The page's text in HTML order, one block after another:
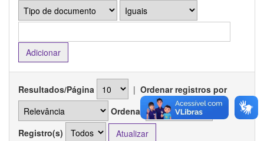
Resultados/Página | Ordenar registros por
Ordenar
Registro(s)